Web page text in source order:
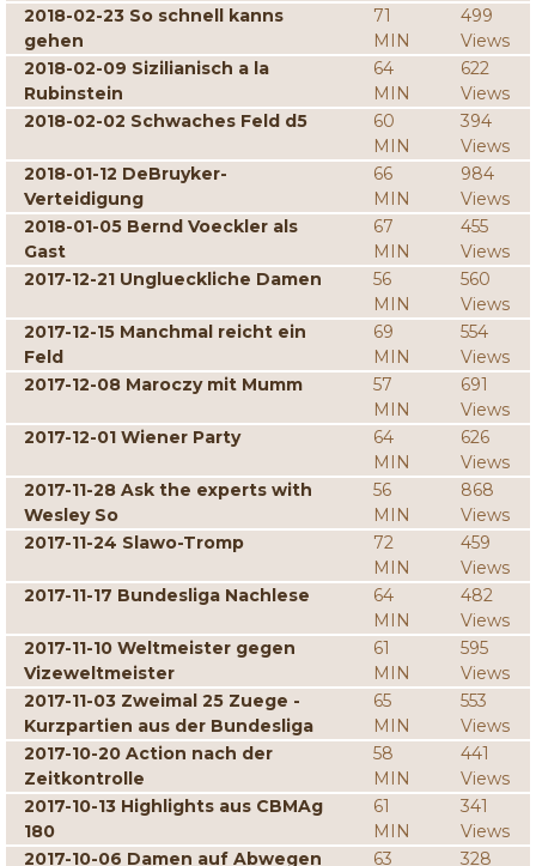
2018-02-23 So schnell kanns
gehen
71
MIN
499
Views
2018-02-09 Sizilianisch a la
Rubinstein
64
MIN
622
Views
2018-02-02 Schwaches Feld d5
60
MIN
394
Views
2018-01-12 DeBruyker-
Verteidigung
66
MIN
984
Views
2018-01-05 Bernd Voeckler als
Gast
67
MIN
455
Views
2017-12-21 Unglueckliche Damen
56
MIN
560
Views
2017-12-15 Manchmal reicht ein
Feld
69
MIN
554
Views
2017-12-08 Maroczy mit Mumm
57
MIN
691
Views
2017-12-01 Wiener Party
64
MIN
626
Views
2017-11-28 Ask the experts with
Wesley So
56
MIN
868
Views
2017-11-24 Slawo-Tromp
72
MIN
459
Views
2017-11-17 Bundesliga Nachlese
64
MIN
482
Views
2017-11-10 Weltmeister gegen
Vizeweltmeister
61
MIN
595
Views
2017-11-03 Zweimal 25 Zuege -
Kurzpartien aus der Bundesliga
65
MIN
553
Views
2017-10-20 Action nach der
Zeitkontrolle
58
MIN
441
Views
2017-10-13 Highlights aus CBMAg
180
61
MIN
341
Views
2017-10-06 Damen auf Abwegen
63 328